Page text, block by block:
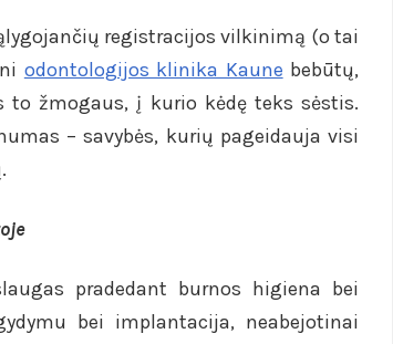
registracijos vilkinimą (o tai
odontologijos klinika Kaune bebūtų,
to žmogaus, į kurio kėdę teks sėstis.
– savybės, kurių pageidauja visi
pradedant burnos higiena bei
bei implantacija, neabejotinai